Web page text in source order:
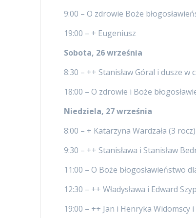
9:00 – O zdrowie Boże
19:00 – + Eugeniusz
Sobota, 26 września
8:30 – ++ Stanisław Góral i dusze w
18:00 – O zdrowie i Boże
Niedziela, 27 września
8:00 – + Katarzyna Wardzała (3
9:30 – ++ Stanisława i
11:00 – O Boże
12:30 – ++ Władysława i
19:00 – ++ Jan i Henryka